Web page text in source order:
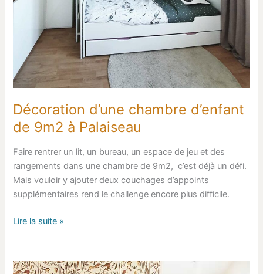
Décoration d’une chambre d’enfant
de 9m2 à Palaiseau
Faire rentrer un lit, un bureau, un espace de jeu et des
rangements dans une chambre de 9m2, c’est déjà un défi.
Mais vouloir y ajouter deux couchages d’appoints
supplémentaires rend le challenge encore plus difficile.
Lire la suite »
Un